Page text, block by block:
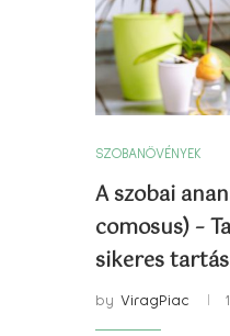
SZOBANÖVÉNYEK
A szobai
comosus) –
sikeres
by ViragPiac